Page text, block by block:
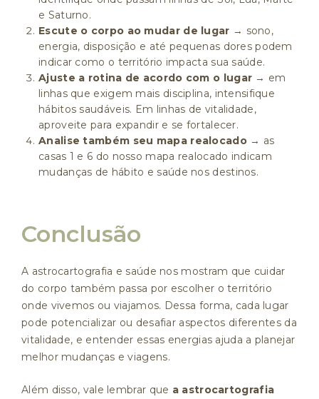
e Saturno.
Escute o corpo ao mudar de lugar → sono,
energia, disposição e até pequenas dores podem
indicar como o território impacta sua saúde.
Ajuste a rotina de acordo com o lugar → em
linhas que exigem mais disciplina, intensifique
hábitos saudáveis. Em linhas de vitalidade,
aproveite para expandir e se fortalecer.
Analise também seu mapa realocado→ as
casas 1 e 6 do nosso mapa realocado indicam
mudanças de hábito e saúde nos destinos.
Conclusão
A astrocartografia e saúde nos mostram que cuidar
do corpo também passa por escolher o território
onde vivemos ou viajamos. Dessa forma, cada lugar
pode potencializar ou desafiar aspectos diferentes da
vitalidade, e entender essas energias ajuda a planejar
melhor mudanças e viagens.
Além disso, vale lembrar que a astrocartografia